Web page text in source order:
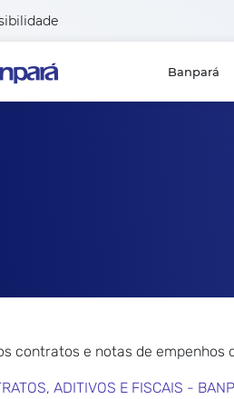
Banpará
contratos e notas de empenhos
ADITIVOS E FISCAIS -